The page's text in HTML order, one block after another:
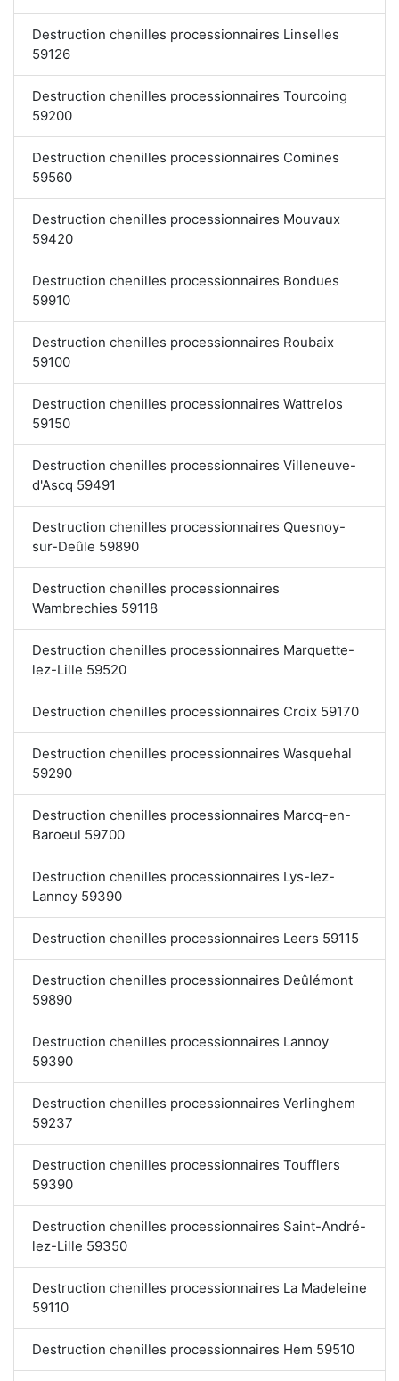
Destruction chenilles processionnaires Linselles
59126
Destruction chenilles processionnaires Tourcoing
59200
Destruction chenilles processionnaires Comines
59560
Destruction chenilles processionnaires Mouvaux
59420
Destruction chenilles processionnaires Bondues
59910
Destruction chenilles processionnaires Roubaix
59100
Destruction chenilles processionnaires Wattrelos
59150
Destruction chenilles processionnaires Villeneuve-
d'Ascq 59491
Destruction chenilles processionnaires Quesnoy-
sur-Deûle 59890
Destruction chenilles processionnaires
Wambrechies 59118
Destruction chenilles processionnaires Marquette-
lez-Lille 59520
Destruction chenilles processionnaires Croix 59170
Destruction chenilles processionnaires Wasquehal
59290
Destruction chenilles processionnaires Marcq-en-
Baroeul 59700
Destruction chenilles processionnaires Lys-lez-
Lannoy 59390
Destruction chenilles processionnaires Leers 59115
Destruction chenilles processionnaires Deûlémont
59890
Destruction chenilles processionnaires Lannoy
59390
Destruction chenilles processionnaires Verlinghem
59237
Destruction chenilles processionnaires Toufflers
59390
Destruction chenilles processionnaires Saint-André-
lez-Lille 59350
Destruction chenilles processionnaires La Madeleine
59110
Destruction chenilles processionnaires Hem 59510